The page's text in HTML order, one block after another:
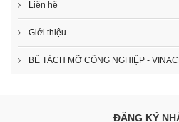
Liên hệ
Giới thiệu
BỂ TÁCH MỠ CÔNG NGHIỆP -
ĐĂNG KÝ